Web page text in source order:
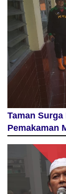
Taman
Pemakaman